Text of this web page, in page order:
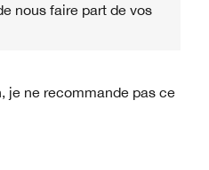
nous faire part de vos
je ne recommande pas ce